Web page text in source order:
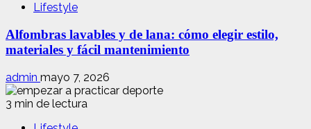
Lifestyle
Alfombras lavables y de lana: cómo elegir estilo,
materiales y fácil mantenimiento
admin mayo 7, 2026
3 min de lectura